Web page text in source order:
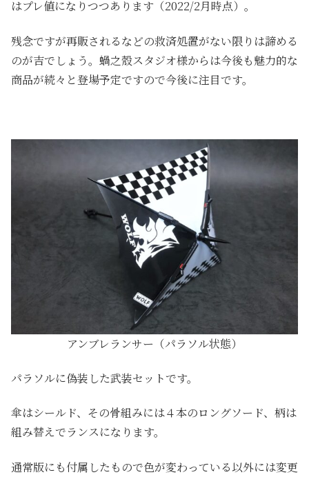
はプレ値になりつつあります（2022/2月時点）。
残念ですが再販されるなどの救済処置がない限りは諦める
のが吉でしょう。蝸之殼スタジオ様からは今後も魅力的な
商品が続々と登場予定ですので今後に注目です。
アンブレランサー（パラソル状態）
パラソルに偽装した武装セットです。
傘はシールド、その骨組みには４本のロングソード、柄は
組み替えでランスになります。
通常版にも付属したもので色が変わっている以外には変更